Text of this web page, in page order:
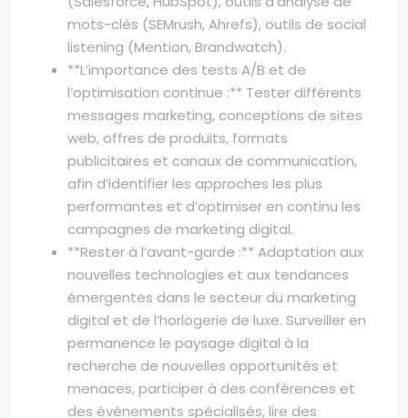
mots-clés (SEMrush, Ahrefs), outils de social
listening (Mention, Brandwatch).
**L’importance des tests A/B et de
l’optimisation continue :** Tester différents
messages marketing, conceptions de sites
web, offres de produits, formats
publicitaires et canaux de communication,
afin d’identifier les approches les plus
performantes et d’optimiser en continu les
campagnes de marketing digital.
**Rester à l’avant-garde :** Adaptation aux
nouvelles technologies et aux tendances
émergentes dans le secteur du marketing
digital et de l’horlogerie de luxe. Surveiller en
permanence le paysage digital à la
recherche de nouvelles opportunités et
menaces, participer à des conférences et
des événements spécialisés, lire des